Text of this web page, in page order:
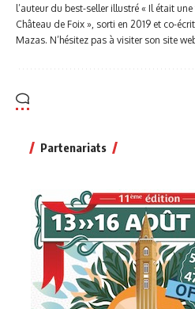
l’auteur du best-seller illustré « Il était
Château de Foix », sorti en 2019 et co-
Mazas. N’hésitez pas à visiter son site
Partenariats